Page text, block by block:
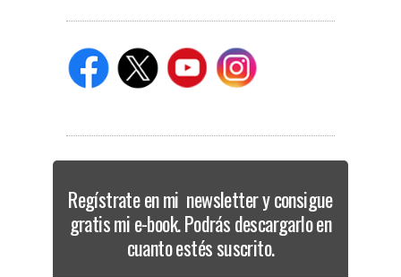
Regístrate en mi newsletter y consigue
gratis mi e-book. Podrás descargarlo en
cuanto estés suscrito.